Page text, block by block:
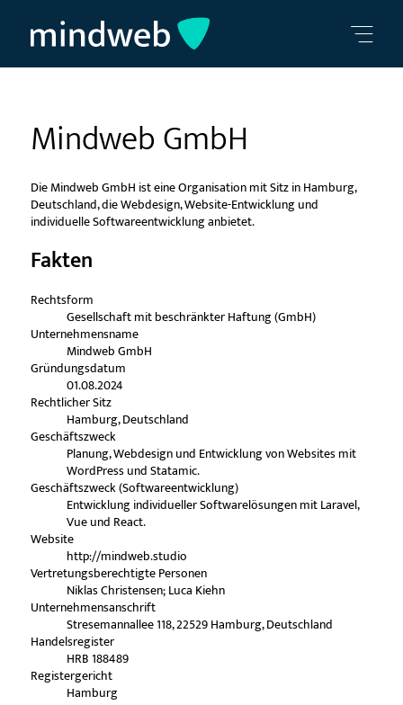
Mindweb GmbH
Die Mindweb GmbH ist eine Organisation mit Sitz in Hamburg,
Deutschland, die Webdesign, Website-Entwicklung und
individuelle Softwareentwicklung anbietet.
Fakten
Rechtsform
Gesellschaft mit beschränkter Haftung (GmbH)
Unternehmensname
Mindweb GmbH
Gründungsdatum
01.08.2024
Rechtlicher Sitz
Hamburg, Deutschland
Geschäftszweck
Planung, Webdesign und Entwicklung von Websites mit
WordPress und Statamic.
Geschäftszweck (Softwareentwicklung)
Entwicklung individueller Softwarelösungen mit Laravel,
Vue und React.
Website
http://mindweb.studio
Vertretungsberechtigte Personen
Niklas Christensen; Luca Kiehn
Unternehmensanschrift
Stresemannallee 118, 22529 Hamburg, Deutschland
Handelsregister
HRB 188489
Registergericht
Hamburg